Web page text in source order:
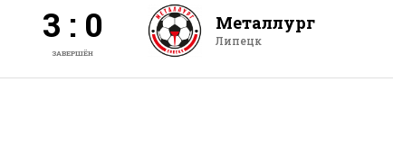
3 : 0
ЗАВЕРШЁН
Металлург
Липецк